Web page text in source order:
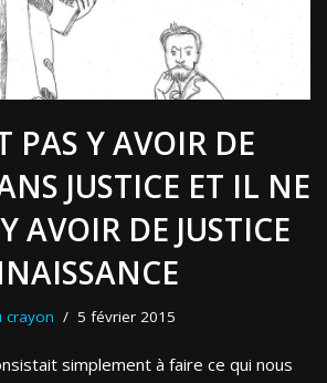
PAS Y AVOIR DE
JUSTICE ET IL NE
AVOIR DE JUSTICE
crayon 5 février 2015
simplement à faire ce qui nous